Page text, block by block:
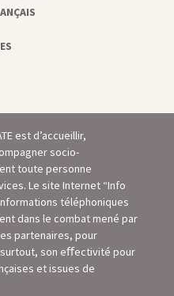
est d’accueillir,
socio-
toute personne
Le site Internet “Info
téléphoniques
dans le combat mené par
partenaires, pour
son eﬀectivité pour
et issues de